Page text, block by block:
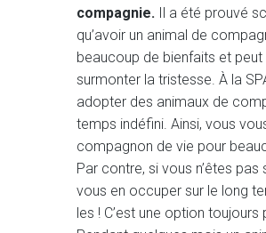
compagnie. Il a été prouvé
qu’avoir un animal de
beaucoup de bienfaits et peut
surmonter la tristesse. À la
adopter des animaux de
temps indéfini. Ainsi, vous
compagnon de vie pour
Par contre, si vous n’êtes pas
vous en occuper sur le long
les ! C’est une option toujours